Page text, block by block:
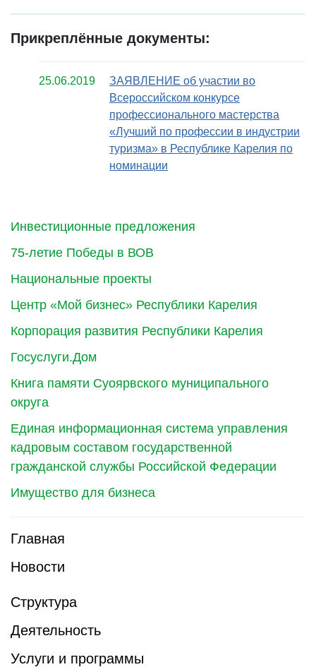
Инвестиционные предложения
75-летие Победы в ВОВ
Национальные проекты
Центр «Мой бизнес» Республики Карелия
Корпорация развития Республики Карелия
Госуслуги.Дом
Книга памяти Суоярвского муниципального
округа
Единая информационная система управления
кадровым составом государственной
гражданской службы Российской Федерации
Имущество для бизнеса
Главная
Новости
Структура
Деятельность
Услуги и программы
Прикреплённые документы:
25.06.2019
ЗАЯВЛЕНИЕ об участии во
Всероссийском конкурсе
профессионального мастерства
«Лучший по профессии в индустрии
туризма» в Республике Карелия по
номинации